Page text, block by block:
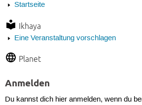
Startseite
Ikhaya
Eine Veranstaltung vorschlagen
Planet
Anmelden
Du kannst dich hier anmelden, wenn du